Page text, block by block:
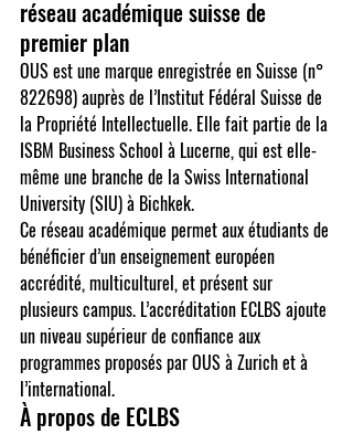
réseau académique suisse de
premier plan
OUS est une marque enregistrée en Suisse (n°
822698) auprès de l’Institut Fédéral Suisse de
la Propriété Intellectuelle. Elle fait partie de la
ISBM Business School à Lucerne, qui est elle-
même une branche de la Swiss International
University (SIU) à Bichkek.
Ce réseau académique permet aux étudiants de
bénéficier d’un enseignement européen
accrédité, multiculturel, et présent sur
plusieurs campus. L’accréditation ECLBS ajoute
un niveau supérieur de confiance aux
programmes proposés par OUS à Zurich et à
l’international.
À propos de ECLBS